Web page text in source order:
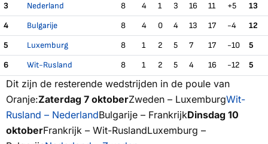
3
Nederland 8 4 1 3 16 11 +5
13
4
Bulgarije 8 4 0 4 13 17 -4
12
5
Luxemburg 8 1 2 5 7 17 -10
5
6
Wit-Rusland 8 1 2 5 4 16 -12 5
Dit zijn de resterende wedstrijden in de poule van
Oranje:Zaterdag 7 oktoberZweden – LuxemburgWit-
Rusland – NederlandBulgarije – FrankrijkDinsdag 10
oktoberFrankrijk – Wit-RuslandLuxemburg –